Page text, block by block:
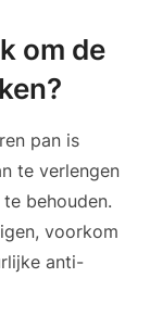
om de
pan is
te verlengen
behouden.
voorkom
anti-